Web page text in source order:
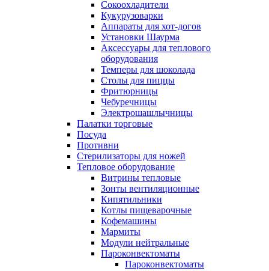
Сокоохладители
Кукурузоварки
Аппараты для хот-догов
Установки Шаурма
Аксессуары для теплового
оборудования
Темперы для шоколада
Столы для пиццы
Фритюрницы
Чебуречницы
Электрошашлычницы
Палатки торговые
Посуда
Противни
Стерилизаторы для ножей
Тепловое оборудование
Витрины тепловые
Зонты вентиляционные
Кипятильники
Котлы пищеварочные
Кофемашины
Мармиты
Модули нейтральные
Пароконвектоматы
Пароконвектоматы